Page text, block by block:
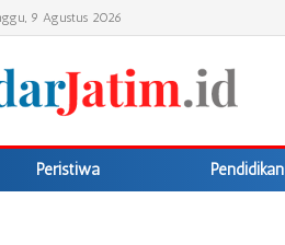
9 Agustus 2026
Peristiwa Pendidikan